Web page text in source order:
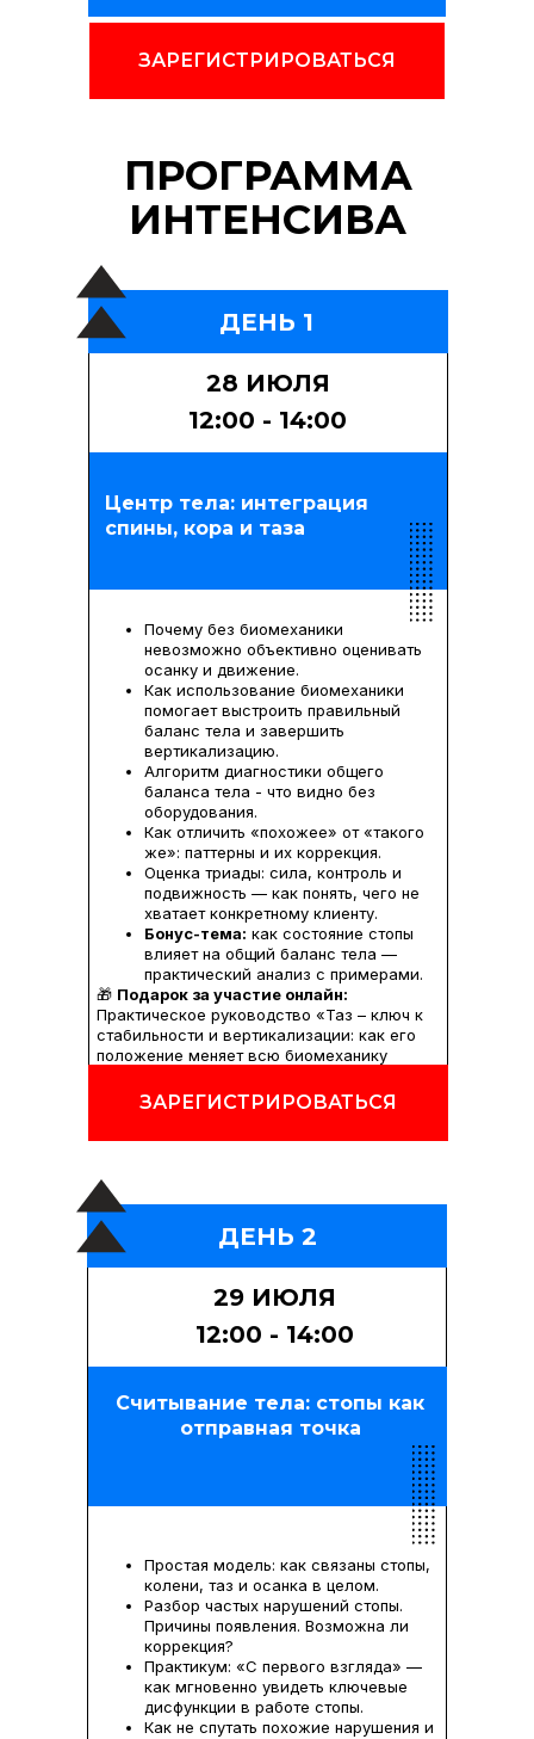
ЗАРЕГИСТРИРОВАТЬСЯ
ПРОГРАММА
ИНТЕНСИВА
ДЕНЬ 1
Центр тела: интеграция
спины, кора и таза
Почему без биомеханики
невозможно объективно оценивать
осанку и движение.
Как использование биомеханики
помогает выстроить правильный
баланс тела и завершить
вертикализацию.
Алгоритм диагностики общего
баланса тела - что видно без
оборудования.
Как отличить «похожее» от «такого
же»: паттерны и их коррекция.
Оценка триады: сила, контроль и
подвижность — как понять, чего не
хватает конкретному клиенту.
Бонус-тема: как состояние стопы
влияет на общий баланс тела —
практический анализ с примерами.
🎁 Подарок за участие онлайн:
Практическое руководство «Таз – ключ к
стабильности и вертикализации: как его
положение меняет всю биомеханику
ЗАРЕГИСТРИРОВАТЬСЯ
28 ИЮЛЯ
12:00 - 14:00
ДЕНЬ 2
Считывание тела: стопы как
отправная точка
Простая модель: как связаны стопы,
колени, таз и осанка в целом.
Разбор частых нарушений стопы.
Причины появления. Возможна ли
коррекция?
Практикум: «С первого взгляда» —
как мгновенно увидеть ключевые
дисфункции в работе стопы.
Как не спутать похожие нарушения и
29 ИЮЛЯ
12:00 - 14:00